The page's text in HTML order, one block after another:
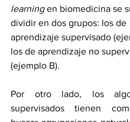
learning en biomedicina se
dividir en dos grupos: los de
aprendizaje supervisado
los de aprendizaje no
(ejemplo B).
Por otro lado, los
supervisados tienen